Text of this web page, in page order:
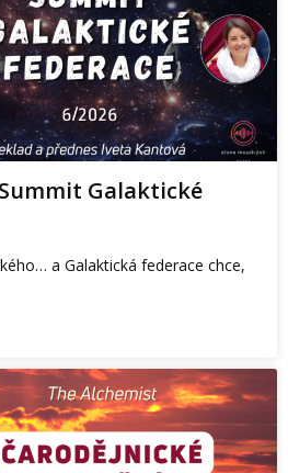
Galaktické
a Galaktická federace chce,